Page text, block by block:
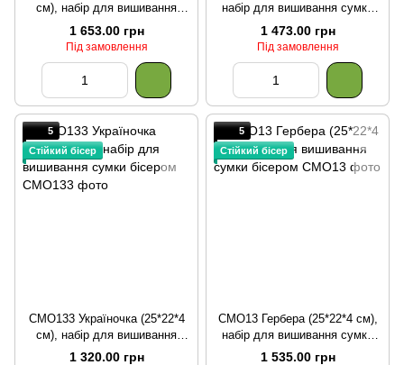
см), набір для вишивання
сумки бісером
1 653.00 грн
Під замовлення
набір для вишивання сумки
бісером
1 473.00 грн
Під замовлення
5
Стійкий бісер
СМО133 Україночка (25*22*4
см), набір для вишивання
сумки бісером
1 320.00 грн
5
Стійкий бісер
СМО13 Гербера (25*22*4 см),
набір для вишивання сумки
бісером
1 535.00 грн